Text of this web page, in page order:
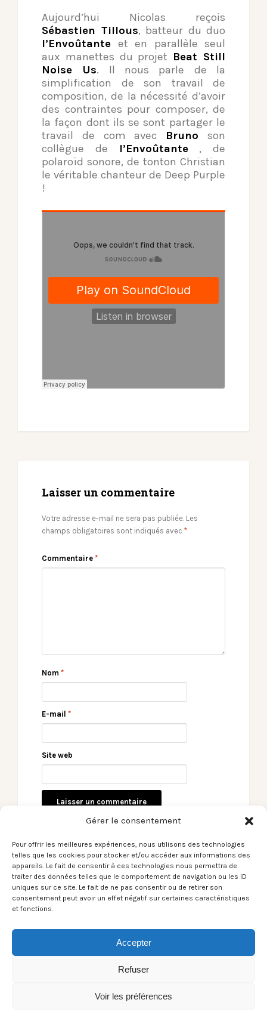
Gérer le consentement
Pour offrir les meilleures expériences, nous utilisons des technologies
telles que les cookies pour stocker et/ou accéder aux informations des
appareils. Le fait de consentir à ces technologies nous permettra de
traiter des données telles que le comportement de navigation ou les ID
uniques sur ce site. Le fait de ne pas consentir ou de retirer son
consentement peut avoir un effet négatif sur certaines caractéristiques
et fonctions.
Accepter
Refuser
Voir les préférences
Aujourd’hui Nicolas reçois
Sébastien Tillous, batteur du duo
l’Envoûtante et en parallèle seul
aux manettes du projet Beat Still
Noise Us. Il nous parle de la
simplification de son travail de
composition, de la nécessité d’avoir
des contraintes pour composer, de
la façon dont ils se sont partager le
travail de com avec Bruno son
collègue de
l’Envoûtante, de
polaroïd sonore, de tonton Christian
le véritable chanteur de Deep Purple
!
Laisser un commentaire
Votre adresse e-mail ne sera pas publiée. Les
champs obligatoires sont indiqués avec *
Commentaire *
Nom *
E-mail *
Site web
G. Amoros – N.W.
Toussaint – M. Foizon
– Concert Douglass’
Dantza Pau –
← Le Son du moment –
Richard Andrews /
The Golden
Fascination